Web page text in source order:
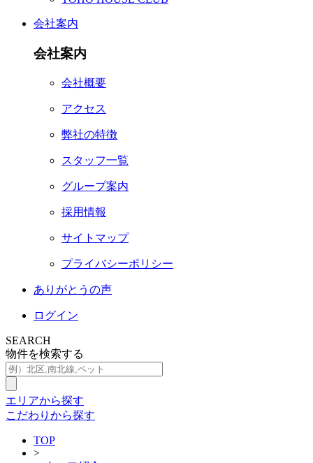
会社案内
会社案内
会社概要
アクセス
弊社の特徴
スタッフ一覧
グループ案内
採用情報
サイトマップ
プライバシーポリシー
ありがとうの声
ログイン
SEARCH
物件を検索する
エリアから探す
こだわりから探す
TOP
>